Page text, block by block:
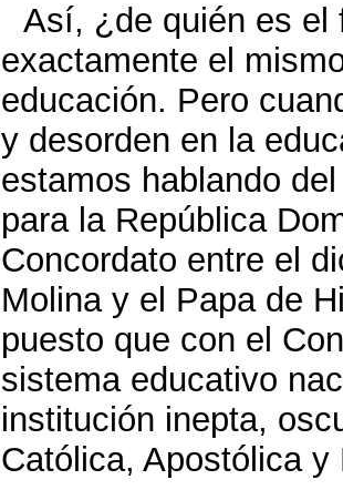
Así, ¿de quién es el
exactamente el
educación. Pero
y desorden en la
estamos hablando
para la República
Concordato entre el
Molina y el Papa de
puesto que con el
sistema educativo
institución inepta,
Católica, Apostólica y